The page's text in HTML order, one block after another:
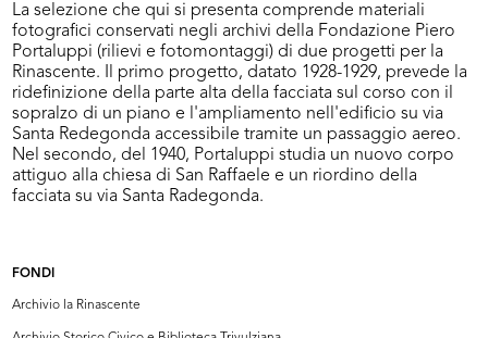
La selezione che qui si presenta comprende materiali
fotografici conservati negli archivi della Fondazione Piero
Portaluppi (rilievi e fotomontaggi) di due progetti per la
Rinascente. Il primo progetto, datato 1928-1929, prevede la
ridefinizione della parte alta della facciata sul corso con il
sopralzo di un piano e l'ampliamento nell'edificio su via
Santa Redegonda accessibile tramite un passaggio aereo.
Nel secondo, del 1940, Portaluppi studia un nuovo corpo
attiguo alla chiesa di San Raffaele e un riordino della
facciata su via Santa Radegonda.
FONDI
Archivio la Rinascente